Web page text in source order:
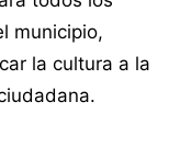
municipio,
la cultura a la